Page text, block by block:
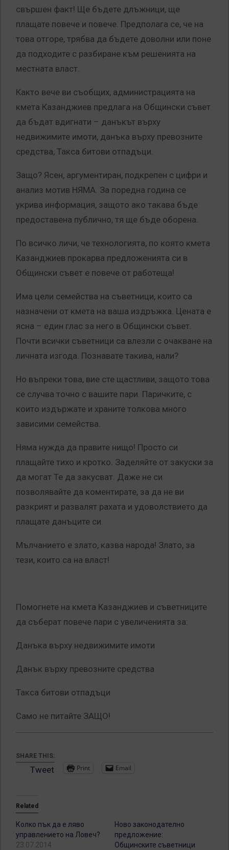
свършен факт! Ще бъдете длъжници, ще
плащате повече и повече. Предполага се, че на
това отгоре, трябва да бъдете доволни или поне
да подходите с разбиране към решенията на
местната власт.
Както вече ви съобщих, администрацията на
кмета Казанджиев предлага на Общински съвет
да бъдат вдигнати – данъкът върху
недвижимите имоти, данъка върху превозните
средства, Такса битови отпадъци.
Защо? Ясен, аргументиран, подкрепен с цифри и
анализ мотив НЯМА. За поредна година се
укрива информация, защото ако такава бъде
предоставена публично, тя ще бъде оборена.
По всичко личи, че технологията, по която кмета
Казанджиев прокарва предложенията си в
Общински съвет е повече от работеща!
Има цели семейства на съветници, които са
назначени от кмета на ваша издръжка. Цената е
ясна – един глас за него в Общински съвет.
Почти всички съветници са влезли с очакване на
личната изгода. Познавате такива, нали?
Но въпреки това, вие сте щастливи, защото това
се случва точно с вашите пари. Паричките, с
които издържате и храните толкова много
зависими семейства.
Няма нужда да правите нищо! Просто си
плащайте тихо и кротко. Заделяйте от закуски за
да могат Те да закусват. Даже не си
позволявайте да коментирате, за да не ви
разкрият и развалят рахата и удоволствието да
плащате данъците си.
Мълчанието е злато, казва народа! Злато, за
тези, които са на власт!
Помогнете на кмета Казанджиев и съветниците
да съберат повече пари с увеличенията за:
Данъка върху недвижимите имоти
Данък върху превозните средства
Такса битови отпадъци
Само не питайте ЗАЩО!
SHARE THIS:
Tweet Print Email
Related
Колко пък да е ляво
управлението на Ловеч?
23.07.2014
Ново законодателно
предложение:
Общинските съветници